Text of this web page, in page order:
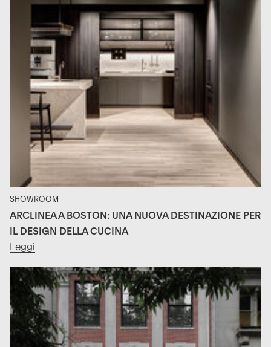
SHOWROOM
ARCLINEA A BOSTON: UNA NUOVA DESTINAZIONE PER
IL DESIGN DELLA CUCINA
Leggi